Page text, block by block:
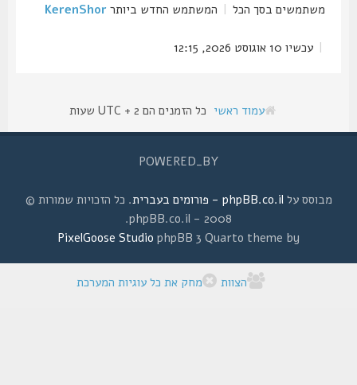
משתמשים בסך הכל |המשתמש החדש ביותרKerenShor
עכשיו 10 אוגוסט 2026, 12:15
עמוד ראשי כל הזמנים הם UTC + 2 שעות
POWERED_BY
מבוסס עלphpBB.co.il - פורומים בעברית
. כל הזכויות שמורות ©
2008 - phpBB.co.il.
phpBB 3 Quarto theme by
PixelGoose Studio
הצוות מחק את כל עוגיות המערכת